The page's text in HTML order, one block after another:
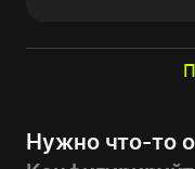
Нужно что-то